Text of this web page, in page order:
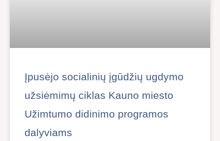
Įpusėjo socialinių įgūdžių ugdymo
užsiėmimų ciklas Kauno miesto
Užimtumo didinimo programos
dalyviams